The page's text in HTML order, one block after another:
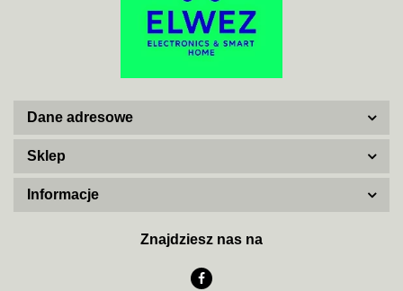
ADATA
AJAX SYSTEMS
Dane adresowe
Sklep
Informacje
Znajdziesz nas na